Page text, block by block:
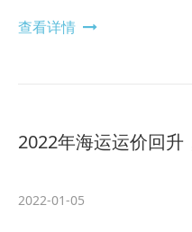
查看详情
2022年海运运价回
2022-01-05